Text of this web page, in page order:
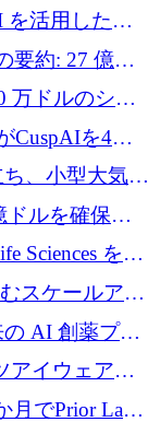
達
を活用したイ
万ユーロを確
要約: 27 億ユ
資金調達取引
万ドルのシリ
倉庫自動化を
CuspAIを4億
、小型大気質
策の中心に据
ドルを確保、
を130億ユー
Sciences を
トで支援
スケールアッ
の AI 創薬プラ
300 万ユーロ
アイウェアの
達
月でPrior Labs